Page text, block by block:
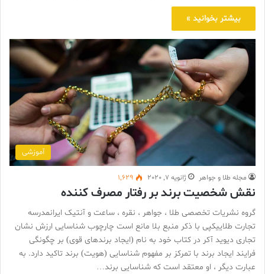
بیشتر بخوانید »
آموزشی
مجله طلا و جواهر ژانویه 7, 2020 1,629
نقش شخصیت برند بر رفتار مصرف کننده
گروه نشریات تخصصی طلا ، جواهر ، نقره ، ساعت و آنتیک ایرانمدرسه
تجارت طلاییکپی با ذکر منبع بلا مانع است چارچوب شناسایی ارزش نشان
تجاری دیوید آکر در کتاب خود به نام (ایجاد برندهای قوی) بر چگونگی
فرایند ایجاد برند با تمرکز بر مفهوم شناسایی (هویت) برند تاکید دارد. به
عبارت دیگر ، او معتقد است که شناسایی برند…